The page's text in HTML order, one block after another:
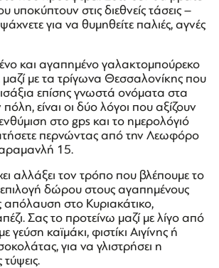
υποκύπτουν στις διεθνείς τάσεις –
για να θυμηθείτε παλιές, αγνές
και αγαπημένο γαλακτομπούρεκο
με τα τρίγωνα Θεσσαλονίκης που
επίσης γνωστά ονόματα στα
είναι οι δύο λόγοι που αξίζουν
στο gps και το ημερολόγιό
περνώντας από την Λεωφόρο
15.
αλλάξει τον τρόπο που βλέπουμε το
δώρου στους αγαπημένους
απόλαυση στο Κυριακάτικο,
Σας το προτείνω μαζί με λίγο από
γεύση καϊμάκι, φιστίκι Αιγίνης ή
για να γλιστρήσει η